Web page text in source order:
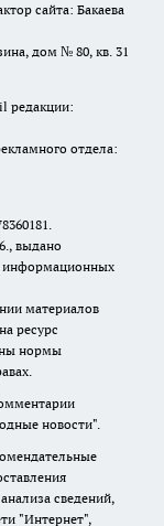
сайта: Бакаева
дом № 80, кв. 31
редакции:
отдела:
выдано
информационных
материалов
ресурс
нормы
новости".
сведений,
"Интернет",